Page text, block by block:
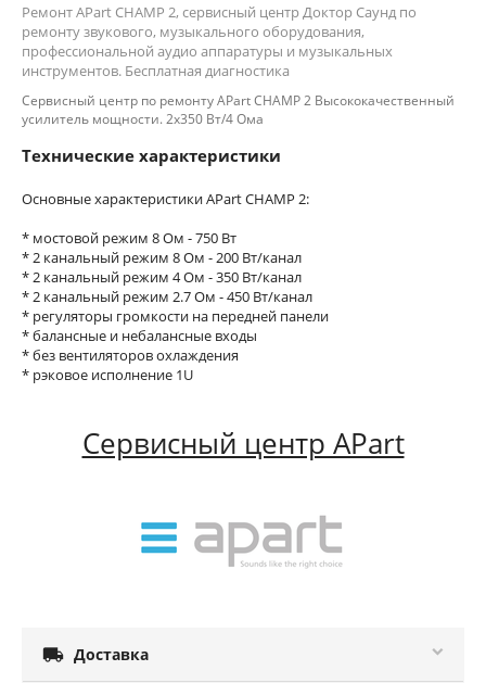
Ремонт APart CHAMP 2, сервисный центр Доктор Саунд по
ремонту звукового, музыкального оборудования,
профессиональной аудио аппаратуры и музыкальных
инструментов. Бесплатная диагностика
Сервисный центр по ремонту APart CHAMP 2 Высококачественный
усилитель мощности. 2х350 Вт/4 Ома
Технические характеристики
Основные характеристики APart CHAMP 2:
* мостовой режим 8 Ом - 750 Вт
* 2 канальный режим 8 Ом - 200 Вт/канал
* 2 канальный режим 4 Ом - 350 Вт/канал
* 2 канальный режим 2.7 Ом - 450 Вт/канал
* регуляторы громкости на передней панели
* балансные и небалансные входы
* без вентиляторов охлаждения
* рэковое исполнение 1U
Сервисный центр APart
 Доставка